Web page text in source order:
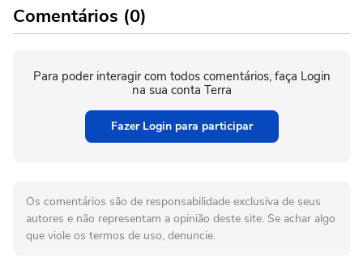
Comentários (0)
Para poder interagir com todos comentários, faça Login
na sua conta Terra
Fazer Login para participar
Os comentários são de responsabilidade exclusiva de seus
autores e não representam a opinião deste site. Se achar algo
que viole os termos de uso, denuncie.